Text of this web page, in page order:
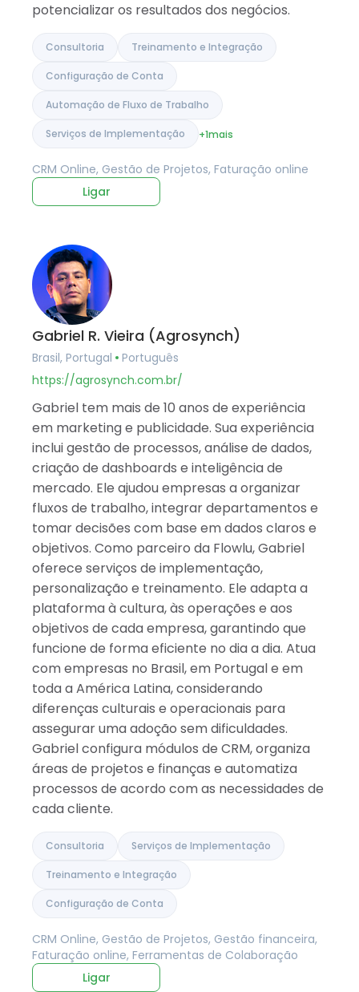
potencializar os resultados dos negócios.
Consultoria Treinamento e Integração
Configuração de Conta
Automação de Fluxo de Trabalho
Serviços de Implementação +1mais
CRM Online, Gestão de Projetos, Faturação online
Ligar
Gabriel R. Vieira (Agrosynch)
Brasil, Portugal
Português
https://agrosynch.com.br/
Gabriel tem mais de 10 anos de experiência
em marketing e publicidade. Sua experiência
inclui gestão de processos, análise de dados,
criação de dashboards e inteligência de
mercado. Ele ajudou empresas a organizar
fluxos de trabalho, integrar departamentos e
tomar decisões com base em dados claros e
objetivos. Como parceiro da Flowlu, Gabriel
oferece serviços de implementação,
personalização e treinamento. Ele adapta a
plataforma à cultura, às operações e aos
objetivos de cada empresa, garantindo que
funcione de forma eficiente no dia a dia. Atua
com empresas no Brasil, em Portugal e em
toda a América Latina, considerando
diferenças culturais e operacionais para
assegurar uma adoção sem dificuldades.
Gabriel configura módulos de CRM, organiza
áreas de projetos e finanças e automatiza
processos de acordo com as necessidades de
cada cliente.
Consultoria Serviços de Implementação
Treinamento e Integração
Configuração de Conta
CRM Online, Gestão de Projetos, Gestão financeira,
Faturação online, Ferramentas de Colaboração
Ligar